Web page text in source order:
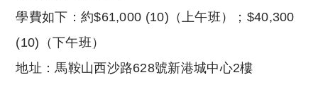
學費如下： 約$61,000 (10)（上午班）；$40,300
(10)（下午班）
地址：馬鞍山西沙路628號新港城中心2樓